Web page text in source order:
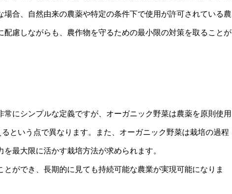
合、自然由来の農薬や特定の条件下で使用が許可されている農
慮しながらも、農作物を守るための最小限の対策を取ることが
にシンプルな定義ですが、オーガニック野菜は農薬を原則使用
という点で異なります。また、オーガニック野菜は栽培の過程
最大限に活かす栽培方法が求められます。
ができ、長期的に見ても持続可能な農業が実現可能になりま